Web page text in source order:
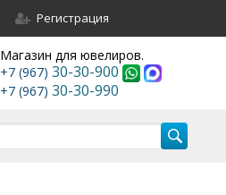
Регистрация
Магазин для ювелиров.
+7 (967) 30-30-900
+7 (967) 30-30-990